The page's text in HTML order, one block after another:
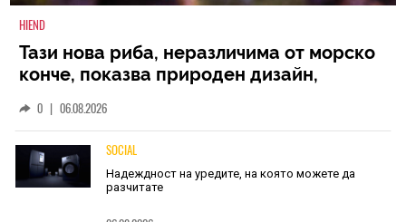
HIEND
Тази нова риба, неразличима от морско
конче, показва природен дизайн,
0 | 06.08.2026
SOCIAL
Надеждност на уредите, на която можете да
разчитате